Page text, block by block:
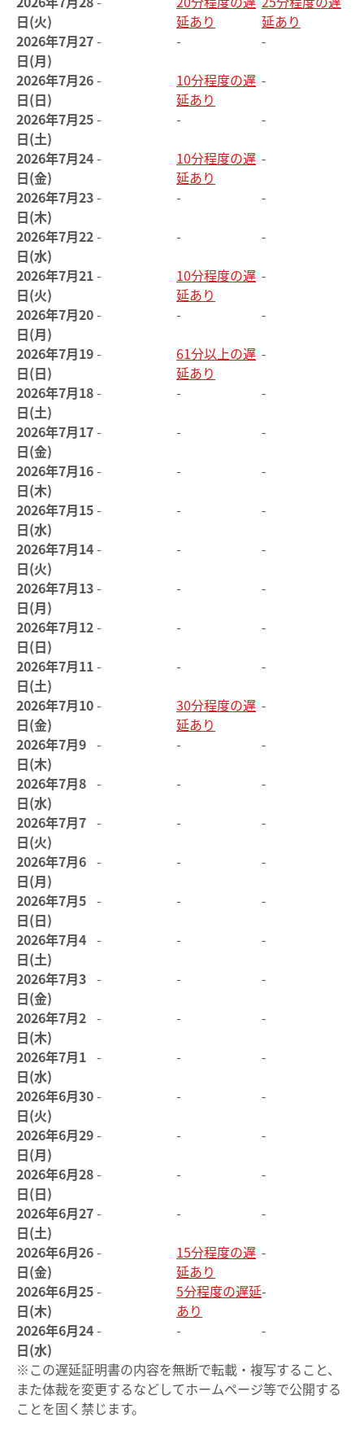
日(火)
延あり
延あり
2026年7月27
日(月)
- -
-
2026年7月26
日(日)
-
10分程度の遅
延あり
-
2026年7月25
日(土)
- -
-
2026年7月24
日(金)
-
10分程度の遅
延あり
-
2026年7月23
日(木)
- -
-
2026年7月22
日(水)
- -
-
2026年7月21
日(火)
-
10分程度の遅
延あり
-
2026年7月20
日(月)
- -
-
2026年7月19
日(日)
-
61分以上の遅
延あり
-
2026年7月18
日(土)
- -
-
2026年7月17
日(金)
- -
-
2026年7月16
日(木)
- -
-
2026年7月15
日(水)
- -
-
2026年7月14
日(火)
- -
-
2026年7月13
日(月)
- -
-
2026年7月12
日(日)
- -
-
2026年7月11
日(土)
- -
-
2026年7月10
日(金)
-
30分程度の遅
延あり
-
2026年7月9
日(木)
- -
-
2026年7月8
日(水)
- -
-
2026年7月7
日(火)
- -
-
2026年7月6
日(月)
- -
-
2026年7月5
日(日)
- -
-
2026年7月4
日(土)
- -
-
2026年7月3
日(金)
- -
-
2026年7月2
日(木)
- -
-
2026年7月1
日(水)
- -
-
2026年6月30
日(火)
- -
-
2026年6月29
日(月)
- -
-
2026年6月28
日(日)
- -
-
2026年6月27
日(土)
- -
-
2026年6月26
日(金)
-
15分程度の遅
延あり
-
2026年6月25
日(木)
-
5分程度の遅延
あり
-
2026年6月24
日(水)
- -
-
※この遅延証明書の内容を無断で転載・複写すること、
また体裁を変更するなどしてホームページ等で公開する
ことを固く禁じます。